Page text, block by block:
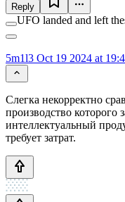
Reply
UFO landed and left
5m1l3 Oct 19 2024 at
Слегка некорректно
производство которого
интеллектуальный
требует затрат.